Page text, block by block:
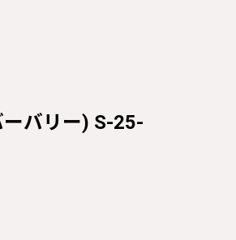
ーバリー) S-25-